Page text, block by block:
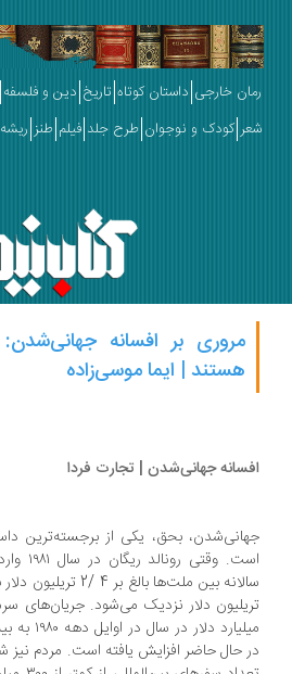
خارجی داستان کوتاه تاریخ دین و فلسفه اقتصاد
کودک و نوجوان طرح جلد فیلم طنز ریشه‌ها پس
مروری بر افسانه جهانی‌شدن:
هستند | ایما موسی‌زاده
جهانی‌شدن | تجارت فردا
است. وقتی رونالد
حال حاضر افزایش یافته است. مردم نیز شامل